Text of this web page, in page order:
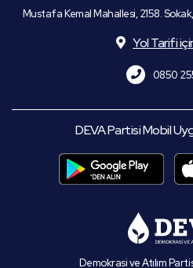
Mustafa Kemal Mahallesi, 2158.
Yol Tarifi
0850
DEVA Partisi Mobil
Demokrasi ve Atılım